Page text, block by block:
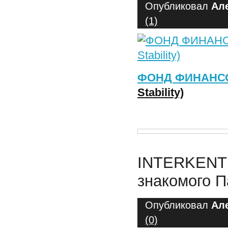
Опубликовал
(1)
ФОНД
Stability)
знакомого
Опубликовал
(0)